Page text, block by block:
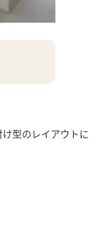
型のレイアウトに